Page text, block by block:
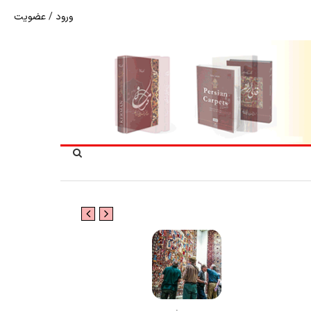
ورود /عضویت